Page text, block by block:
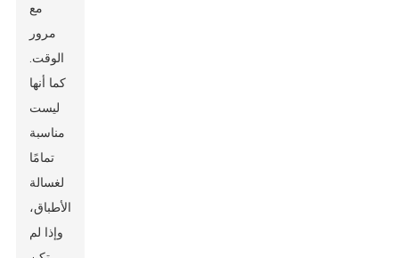
مع
مرور
الوقت.
كما أنها
ليست
مناسبة
تمامًا
لغسالة
الأطباق،
وإذا لم